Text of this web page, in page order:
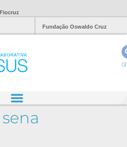
Fundação Oswaldo Cruz